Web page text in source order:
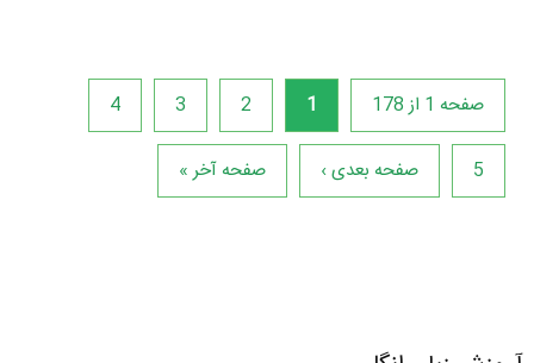
صفحه 1 از 178 1
2
3
4
5 صفحه بعدی › صفحه آخر »